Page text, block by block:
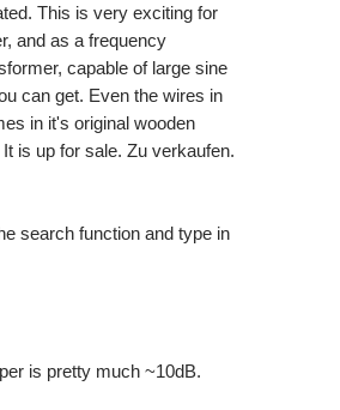
This is very exciting for
and as a frequency
capable of large sine
can get. Even the wires in
in it's original wooden
is up for sale. Zu verkaufen.
search function and type in
is pretty much ~10dB.